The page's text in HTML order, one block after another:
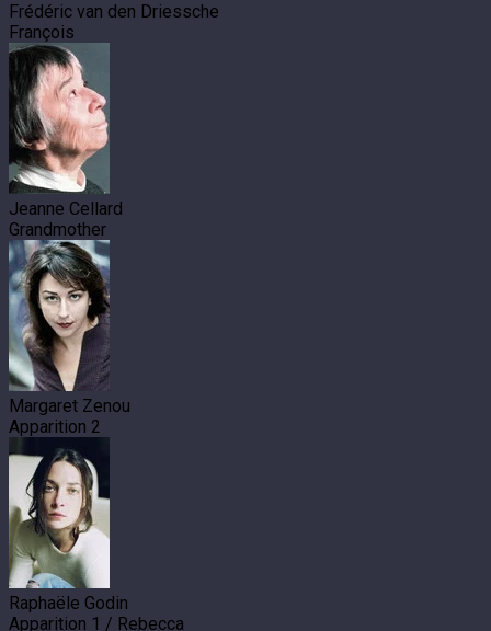
Frédéric van den Driessche
François
Jeanne Cellard
Grandmother
Margaret Zenou
Apparition 2
Raphaële Godin
Apparition 1 / Rebecca